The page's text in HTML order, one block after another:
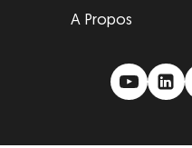
A Propos